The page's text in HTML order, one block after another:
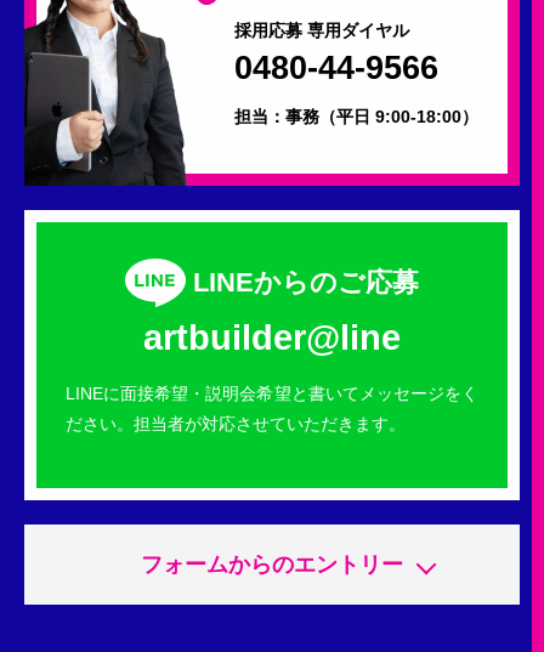
採用応募 専用ダイヤル
0480-44-9566
担当：事務 （平日 9:00-18:00）
LINEからのご応募
artbuilder@line
LINEに面接希望・説明会希望と書いてメッセージをく
ださい。担当者が対応させていただきます。
フォームからのエントリー